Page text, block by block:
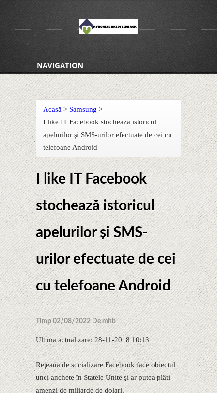
NAVIGATION
Acasă > Samsung >
I like IT Facebook stochează istoricul
apelurilor și SMS-urilor efectuate de cei cu
telefoane Android
I like IT Facebook
stochează istoricul
apelurilor și SMS-
urilor efectuate de cei
cu telefoane Android
Timp 02/08/2022 De mhb
Ultima actualizare: 28-11-2018 10:13
Reţeaua de socializare Facebook face obiectul
unei anchete în Statele Unite şi ar putea plăti
amenzi de miliarde de dolari.